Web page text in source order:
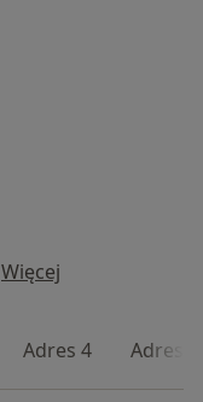
Więcej
Adres 4 Adres 5